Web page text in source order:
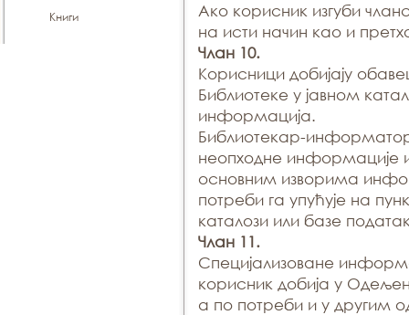
Книги
Ако корисник изгуби
на исти начин као и
Члан 10.
Корисници добијају
Библиотеке у јавном
информација.
Библиотекар-
неопходне информације
основним изворима
потреби га упућује на
каталози или базе
Члан 11.
Специјализоване
корисник добија у
а по потреби и у другим